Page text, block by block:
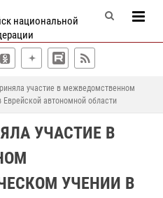
национальной
участие в межведомственном
Еврейской автономной области
УЧАСТИЕ В
УЧЕНИИ В